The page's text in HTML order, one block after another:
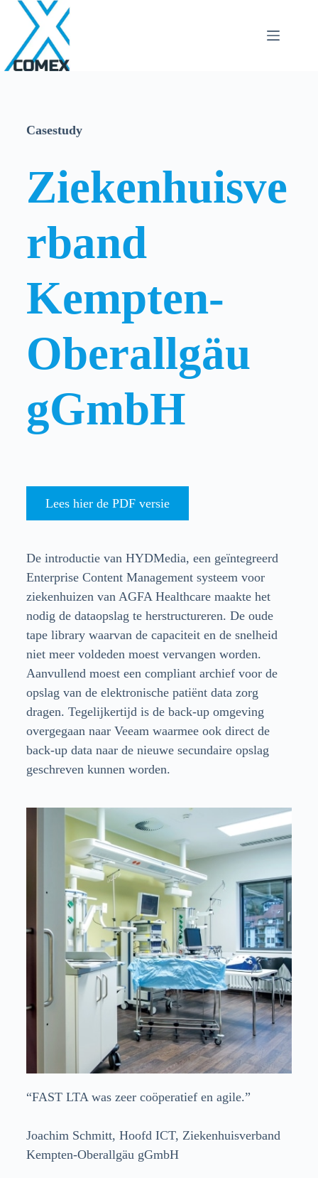
Casestudy
Ziekenhuisve
rband
Kempten-
Oberallgäu
gGmbH
Lees hier de PDF versie
De introductie van HYDMedia, een geïntegreerd
Enterprise Content Management systeem voor
ziekenhuizen van AGFA Healthcare maakte het
nodig de dataopslag te herstructureren. De oude
tape library waarvan de capaciteit en de snelheid
niet meer voldeden moest vervangen worden.
Aanvullend moest een compliant archief voor de
opslag van de elektronische patiënt data zorg
dragen. Tegelijkertijd is de back-up omgeving
overgegaan naar Veeam waarmee ook direct de
back-up data naar de nieuwe secundaire opslag
geschreven kunnen worden.
“FAST LTA was zeer coöperatief en agile.”
Joachim Schmitt, Hoofd ICT, Ziekenhuisverband
Kempten-Oberallgäu gGmbH